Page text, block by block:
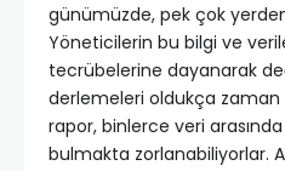
günümüzde, pek çok
Yöneticilerin bu bilgi ve
tecrübelerine dayanarak
derlemeleri oldukça zaman
rapor, binlerce veri arasında
bulmakta zorlanabiliyorlar.